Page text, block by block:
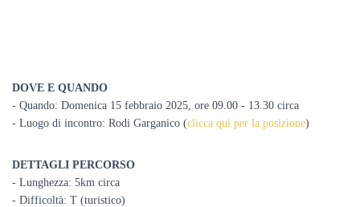
DOVE E QUANDO
- Quando: Domenica 15 febbraio 2025, ore 09.00 - 13.30 circa
- Luogo di incontro: Rodi Garganico (clicca qui per la posizione)
DETTAGLI PERCORSO
- Lunghezza: 5km circa
- Difficoltà: T (turistico)